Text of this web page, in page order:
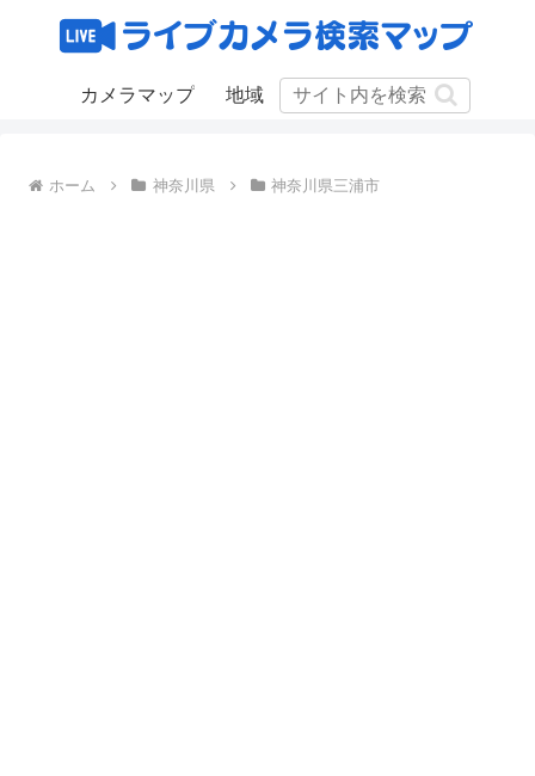
カメラマップ 地域
ホーム 神奈川県 神奈川県三浦市